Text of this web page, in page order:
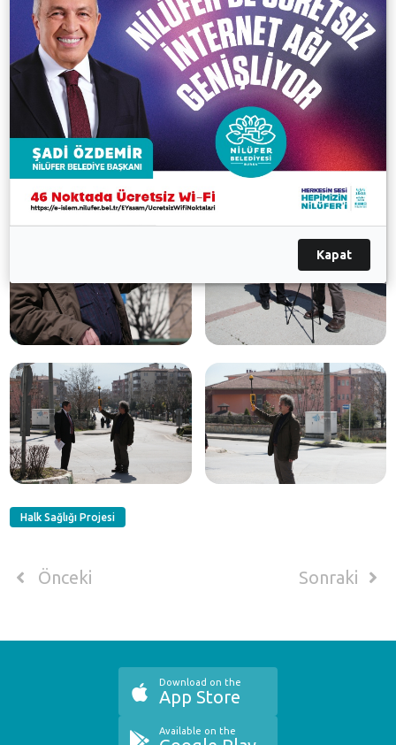
Galeri
Halk Sağlığı Projesi
Önceki Sonraki
Download on the
App Store
Available on the
Kapat